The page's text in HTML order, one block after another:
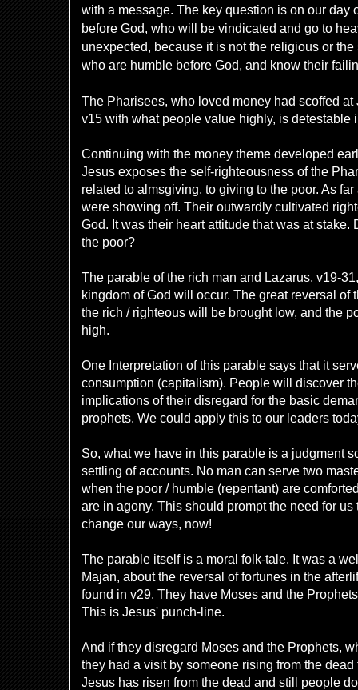
with a message. The key question is on our day
before God, who will be vindicated and go to
unexpected, because it is not the religious or
who are humble before God, and know their
The Pharisees, who loved money had scoffed
v15 with what people value highly, is detestable
Continuing with the money theme developed
Jesus exposes the self-righteousness of the
related to almsgiving, to giving to the poor. As
were showing off. Their outwardly cultivated
God. It was their heart attitude that was at stake.
the poor?
The parable of the rich man and Lazarus, v19-
kingdom of God will occur. The great reversal of
the rich / righteous will be brought low, and the
high.
One Interpretation of this parable says that it
consumption (capitalism). People will discover
implications of their disregard for the basic
prophets. We could apply this to our leaders
So, what we have in this parable is a judgment
settling of accounts. No man can serve two
when the poor / humble (repentant) are
are in agony. This should prompt the need for us
change our ways, now!
The parable itself is a moral folk-tale. It was a
Majan, about the reversal of fortunes in the
found in v29. They have Moses and the
This is Jesus' punch-line.
And if they disregard Moses and the Prophets,
they had a visit by someone rising from the
Jesus has risen from the dead and still people